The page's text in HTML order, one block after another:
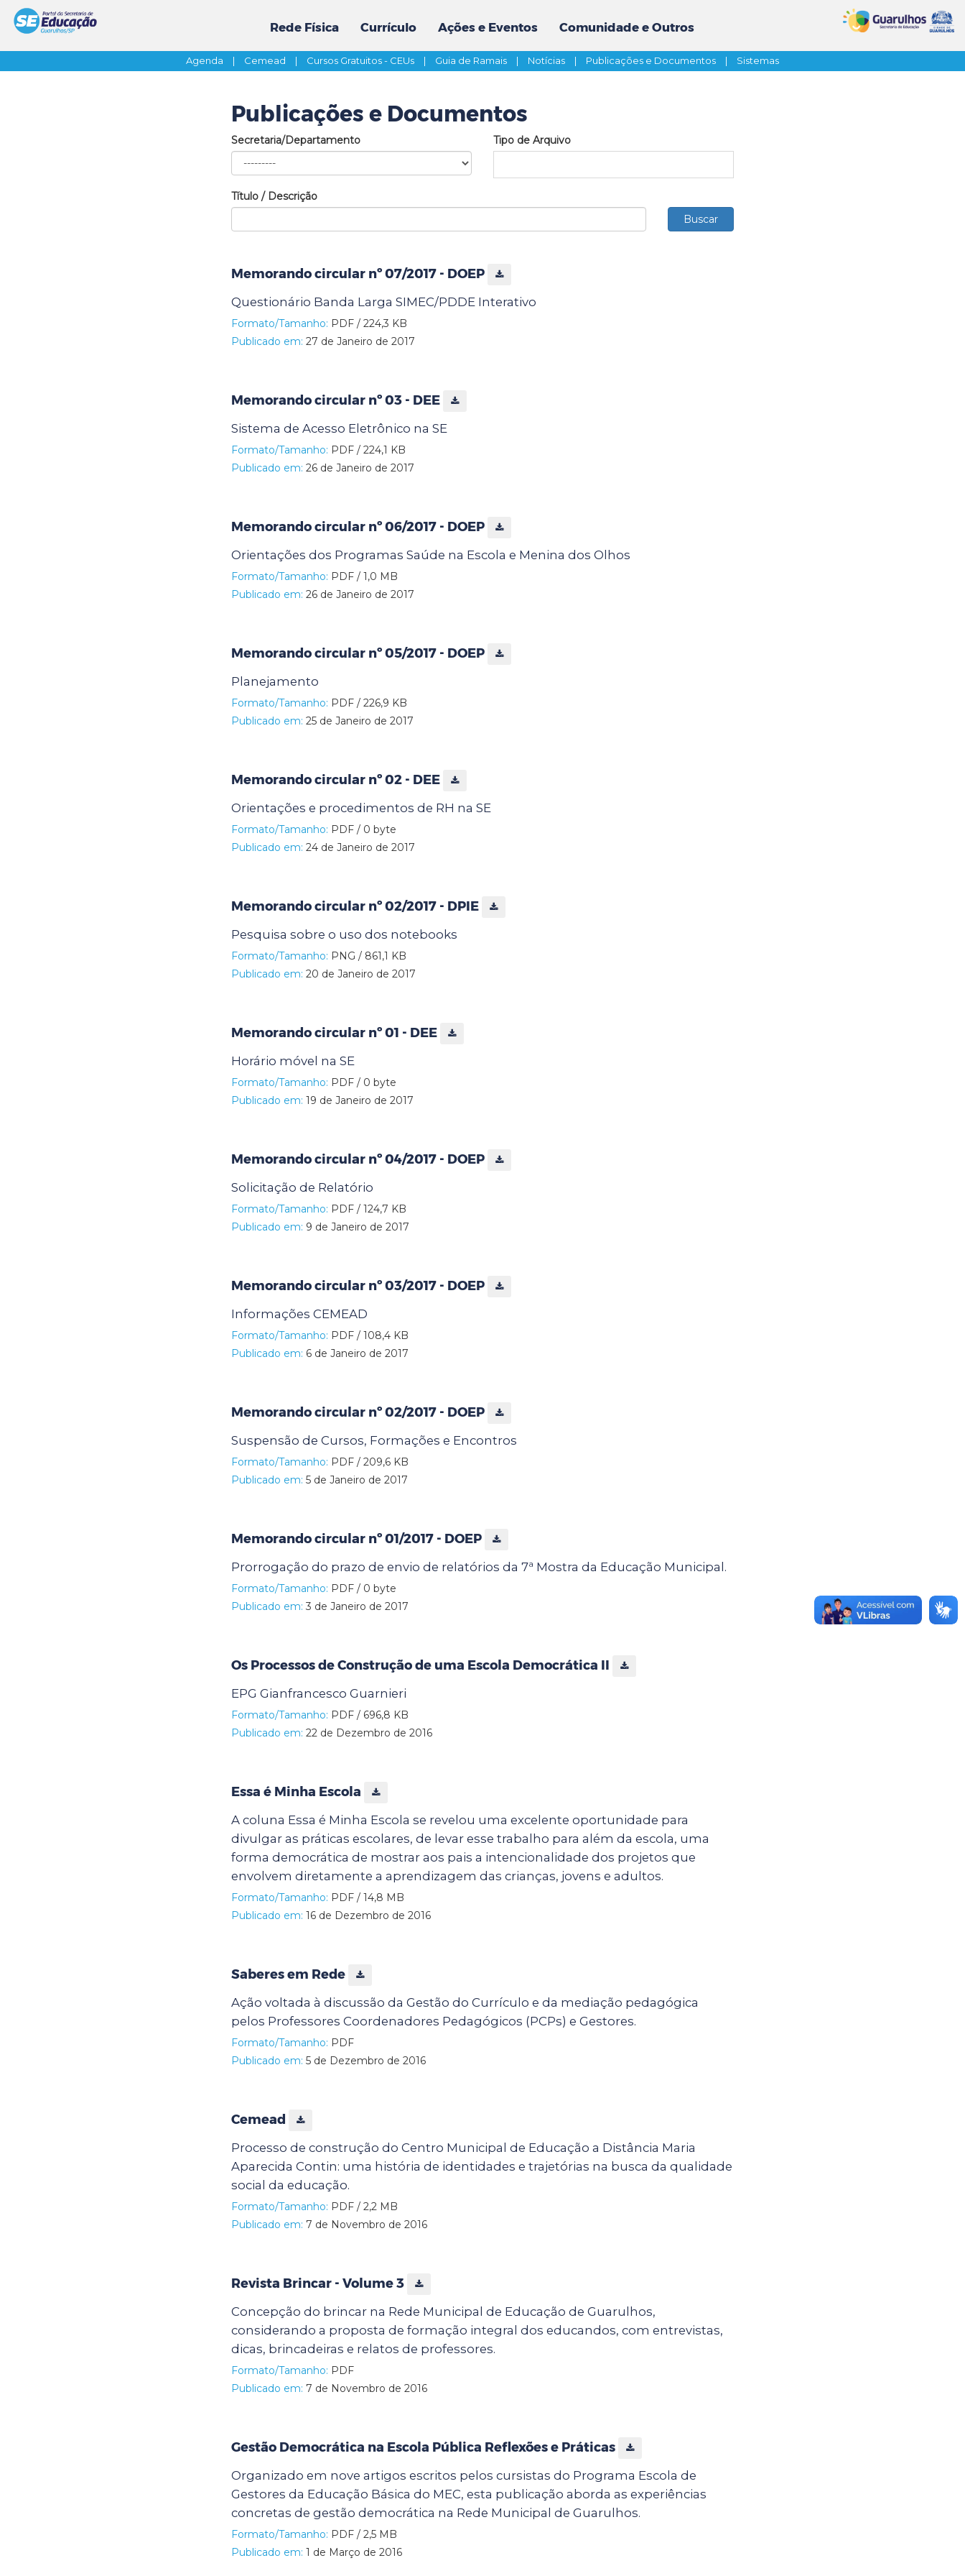
Rede Física Currículo Ações e Eventos Comunidade e Outros
Agenda | Cemead | Cursos Gratuitos - CEUs | Guia de Ramais | Notícias | Publicações e Documentos | Sistemas
Publicações e Documentos
Secretaria/Departamento Tipo de Arquivo
Título / Descrição
Memorando circular nº 07/2017 - DOEP
Questionário Banda Larga SIMEC/PDDE Interativo
Formato/Tamanho: PDF / 224,3 KB
Publicado em: 27 de Janeiro de 2017
Memorando circular nº 03 - DEE
Sistema de Acesso Eletrônico na SE
Formato/Tamanho: PDF / 224,1 KB
Publicado em: 26 de Janeiro de 2017
Memorando circular nº 06/2017 - DOEP
Orientações dos Programas Saúde na Escola e Menina dos Olhos
Formato/Tamanho: PDF / 1,0 MB
Publicado em: 26 de Janeiro de 2017
Memorando circular nº 05/2017 - DOEP
Planejamento
Formato/Tamanho: PDF / 226,9 KB
Publicado em: 25 de Janeiro de 2017
Memorando circular nº 02 - DEE
Orientações e procedimentos de RH na SE
Formato/Tamanho: PDF / 0 byte
Publicado em: 24 de Janeiro de 2017
Memorando circular nº 02/2017 - DPIE
Pesquisa sobre o uso dos notebooks
Formato/Tamanho: PNG / 861,1 KB
Publicado em: 20 de Janeiro de 2017
Memorando circular nº 01 - DEE
Horário móvel na SE
Formato/Tamanho: PDF / 0 byte
Publicado em: 19 de Janeiro de 2017
Memorando circular nº 04/2017 - DOEP
Solicitação de Relatório
Formato/Tamanho: PDF / 124,7 KB
Publicado em: 9 de Janeiro de 2017
Memorando circular nº 03/2017 - DOEP
Informações CEMEAD
Formato/Tamanho: PDF / 108,4 KB
Publicado em: 6 de Janeiro de 2017
Memorando circular nº 02/2017 - DOEP
Suspensão de Cursos, Formações e Encontros
Formato/Tamanho: PDF / 209,6 KB
Publicado em: 5 de Janeiro de 2017
Memorando circular nº 01/2017 - DOEP
Prorrogação do prazo de envio de relatórios da 7ª Mostra da Educação Municipal.
Formato/Tamanho: PDF / 0 byte
Publicado em: 3 de Janeiro de 2017
Os Processos de Construção de uma Escola Democrática II
EPG Gianfrancesco Guarnieri
Formato/Tamanho: PDF / 696,8 KB
Publicado em: 22 de Dezembro de 2016
Essa é Minha Escola
A coluna Essa é Minha Escola se revelou uma excelente oportunidade para
divulgar as práticas escolares, de levar esse trabalho para além da escola, uma
forma democrática de mostrar aos pais a intencionalidade dos projetos que
envolvem diretamente a aprendizagem das crianças, jovens e adultos.
Formato/Tamanho: PDF / 14,8 MB
Publicado em: 16 de Dezembro de 2016
Saberes em Rede
Ação voltada à discussão da Gestão do Currículo e da mediação pedagógica
pelos Professores Coordenadores Pedagógicos (PCPs) e Gestores.
Formato/Tamanho: PDF
Publicado em: 5 de Dezembro de 2016
Cemead
Processo de construção do Centro Municipal de Educação a Distância Maria
Aparecida Contin: uma história de identidades e trajetórias na busca da qualidade
social da educação.
Formato/Tamanho: PDF / 2,2 MB
Publicado em: 7 de Novembro de 2016
Revista Brincar - Volume 3
Concepção do brincar na Rede Municipal de Educação de Guarulhos,
considerando a proposta de formação integral dos educandos, com entrevistas,
dicas, brincadeiras e relatos de professores.
Formato/Tamanho: PDF
Publicado em: 7 de Novembro de 2016
Gestão Democrática na Escola Pública Reflexões e Práticas
Organizado em nove artigos escritos pelos cursistas do Programa Escola de
Gestores da Educação Básica do MEC, esta publicação aborda as experiências
concretas de gestão democrática na Rede Municipal de Guarulhos.
Formato/Tamanho: PDF / 2,5 MB
Publicado em: 1 de Março de 2016